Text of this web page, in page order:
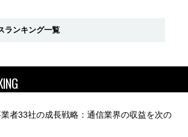
ランキング一覧
者33社の成長戦略：通信業界の収益を次の